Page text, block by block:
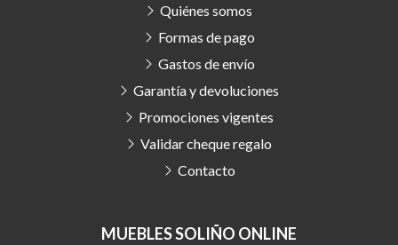
MUEBLES SOLIÑO ONLINE
Quiénes somos
Formas de pago
Gastos de envío
Garantía y devoluciones
Promociones vigentes
Validar cheque regalo
Contacto